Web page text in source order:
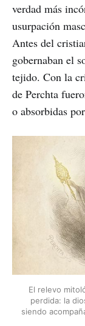
verdad más
usurpación
Antes del
gobernaban el
tejido. Con la
de Perchta
o absorbidas
El relevo
perdida: la
siendo